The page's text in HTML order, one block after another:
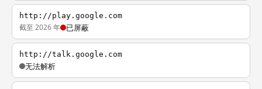
http://play.google.com
截至 2026 年 已屏蔽
http://talk.google.com
无法解析